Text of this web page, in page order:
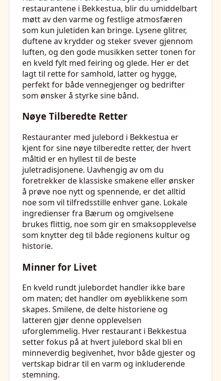
restaurantene i Bekkestua, blir du umiddelbart
møtt av den varme og festlige atmosfæren
som kun juletiden kan bringe. Lysene glitrer,
duftene av krydder og steker svever gjennom
luften, og den gode musikken setter tonen for
en kveld fylt med feiring og glede. Her er det
lagt til rette for samhold, latter og hygge,
perfekt for både vennegjenger og bedrifter
som ønsker å styrke sine bånd.
Nøye Tilberedte Retter
Restauranter med julebord i Bekkestua er
kjent for sine nøye tilberedte retter, der hvert
måltid er en hyllest til de beste
juletradisjonene. Uavhengig av om du
foretrekker de klassiske smakene eller ønsker
å prøve noe nytt og spennende, er det alltid
noe som vil tilfredsstille enhver gane. Lokale
ingredienser fra Bærum og omgivelsene
brukes flittig, noe som gir en smaksopplevelse
som knytter deg til både regionens kultur og
historie.
Minner for Livet
En kveld rundt julebordet handler ikke bare
om maten; det handler om øyeblikkene som
skapes. Smilene, de delte historiene og
latteren gjør denne opplevelsen
uforglemmelig. Hver restaurant i Bekkestua
setter fokus på at hvert julebord skal bli en
minneverdig begivenhet, hvor både gjester og
vertskap bidrar til en varm og inkluderende
stemning.